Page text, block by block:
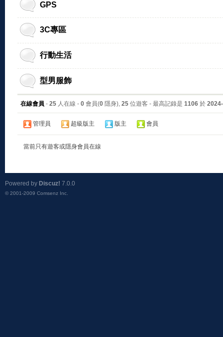
GPS
3C專區
行動生活
型男服飾
在線會員 - 25 人在線 - 0 會員(0 隱身), 25 位遊客 - 最高記錄是 1106 於
管理員 超級版主 版主 會員
當前只有遊客或隱身會員在線
Powered by Discuz! 7.0.0
© 2001-2009 Comsenz Inc.